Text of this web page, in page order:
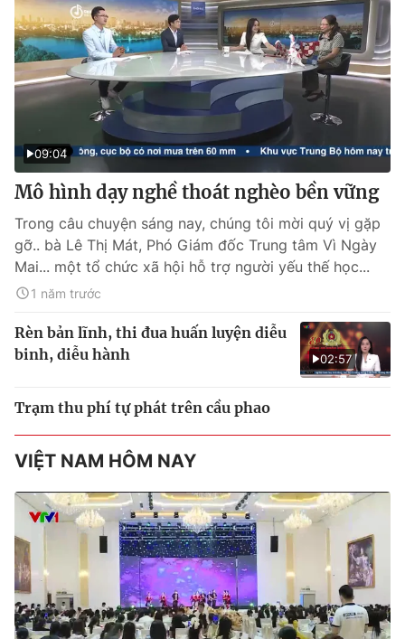
09:04
Mô hình dạy nghề thoát nghèo bền vững
Trong câu chuyện sáng nay, chúng tôi mời quý vị gặp
gỡ.. bà Lê Thị Mát, Phó Giám đốc Trung tâm Vì Ngày
Mai... một tổ chức xã hội hỗ trợ người yếu thế học...
1 năm trước
02:57
Rèn bản lĩnh, thi đua huấn luyện diễu
binh, diễu hành
Trạm thu phí tự phát trên cầu phao
VIỆT NAM HÔM NAY